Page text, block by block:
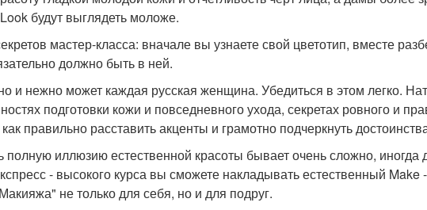
будут выглядеть моложе.
мастер-класса: вначале вы узнаете свой цветотип, вместе
должно быть в ней.
и нежно может каждая русская женщина. Убедиться в этом легко.
подготовки кожи и повседневного ухода, секретах ровного и
правильно расставить акценты и грамотно подчеркнуть
полную иллюзию естественной красоты бывает очень сложно,
- высокого курса вы сможете накладывать естественный Make
не только для себя, но и для подруг.